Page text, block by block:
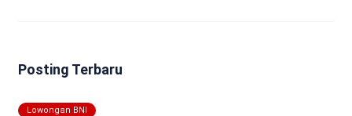
Posting Terbaru
Lowongan BNI